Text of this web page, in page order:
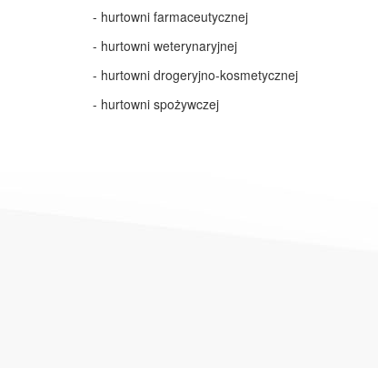
- hurtowni farmaceutycznej
- hurtowni weterynaryjnej
- hurtowni drogeryjno-kosmetycznej
- hurtowni spożywczej